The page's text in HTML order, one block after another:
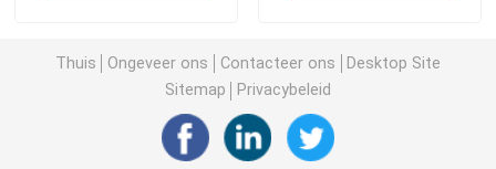
Thuis Ongeveer ons Contacteer ons
Desktop Site
Sitemap
Privacybeleid